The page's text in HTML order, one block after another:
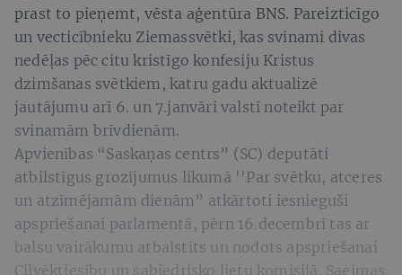
prast to pieņemt, vēsta aģentūra BNS. Pareizticīgo
un vecticībnieku Ziemassvētki, kas svinami divas
nedēļas pēc citu kristīgo konfesiju Kristus
dzimšanas svētkiem, katru gadu aktualizē
jautājumu arī 6. un 7.janvāri valstī noteikt par
svinamām brīvdienām.
Apvienības “Saskaņas centrs” (SC) deputāti
atbilstīgus grozījumus likumā ''Par svētku, atceres
un atzīmējamām dienām” atkārtoti iesnieguši
apspriešanai parlamentā, pērn 16.decembrī tas ar
balsu vairākumu atbalstīts un nodots apspriešanai
Cilvēktiesību un sabiedrisko lietu komisijā. Saeimas